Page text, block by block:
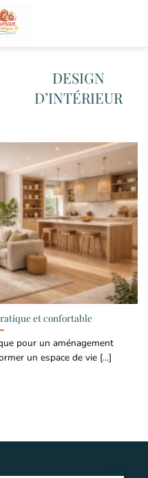
DESIGN
D’INTÉRIEUR
et confortable
pour un aménagement
un espace de vie [...]